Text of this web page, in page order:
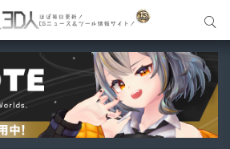
サイト内検索